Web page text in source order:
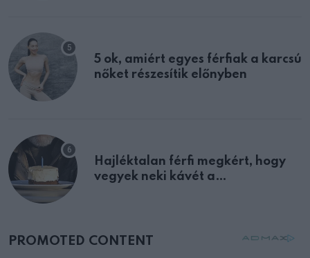
5 ok, amiért egyes férfiak a karcsú
nőket részesítik előnyben
Hajléktalan férfi megkért, hogy
vegyek neki kávét a